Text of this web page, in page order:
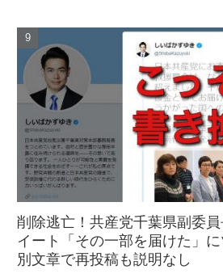
削除逃亡！共産党千葉県副委
イート「その一部を届けた」
別文章で再投稿も説明なし